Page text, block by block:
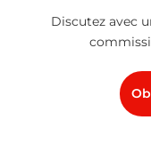
Discutez avec